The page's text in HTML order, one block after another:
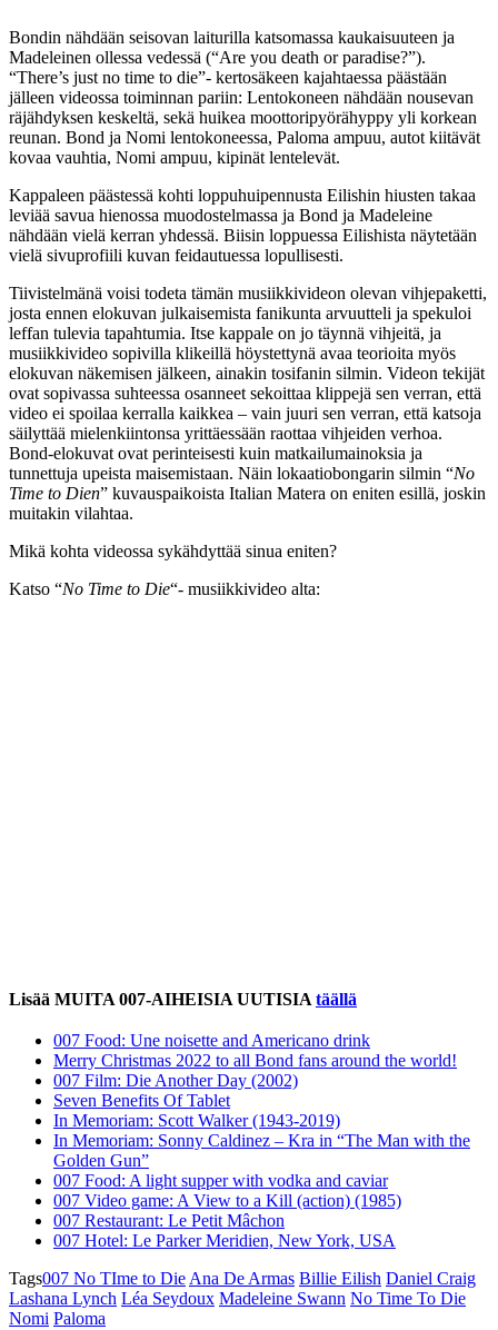
Bondin nähdään seisovan laiturilla katsomassa kaukaisuuteen ja
Madeleinen ollessa vedessä (“Are you death or paradise?”).
“There’s just no time to die”- kertosäkeen kajahtaessa päästään
jälleen videossa toiminnan pariin: Lentokoneen nähdään nousevan
räjähdyksen keskeltä, sekä huikea moottoripyörähyppy yli korkean
reunan. Bond ja Nomi lentokoneessa, Paloma ampuu, autot kiitävät
kovaa vauhtia, Nomi ampuu, kipinät lentelevät.
Kappaleen päästessä kohti loppuhuipennusta Eilishin hiusten takaa
leviää savua hienossa muodostelmassa ja Bond ja Madeleine
nähdään vielä kerran yhdessä. Biisin loppuessa Eilishista näytetään
vielä sivuprofiili kuvan feidautuessa lopullisesti.
Tiivistelmänä voisi todeta tämän musiikkivideon olevan vihjepaketti,
josta ennen elokuvan julkaisemista fanikunta arvuutteli ja spekuloi
leffan tulevia tapahtumia. Itse kappale on jo täynnä vihjeitä, ja
musiikkivideo sopivilla klikeillä höystettynä avaa teorioita myös
elokuvan näkemisen jälkeen, ainakin tosifanin silmin. Videon tekijät
ovat sopivassa suhteessa osanneet sekoittaa klippejä sen verran, että
video ei spoilaa kerralla kaikkea – vain juuri sen verran, että katsoja
säilyttää mielenkiintonsa yrittäessään raottaa vihjeiden verhoa.
Bond-elokuvat ovat perinteisesti kuin matkailumainoksia ja
tunnettuja upeista maisemistaan. Näin lokaatiobongarin silmin “No
Time to Dien” kuvauspaikoista Italian Matera on eniten esillä, joskin
muitakin vilahtaa.
Mikä kohta videossa sykähdyttää sinua eniten?
Katso “No Time to Die“- musiikkivideo alta:
Lisää MUITA 007-AIHEISIA UUTISIA täällä
007 Food: Une noisette and Americano drink
Merry Christmas 2022 to all Bond fans around the world!
007 Film: Die Another Day (2002)
Seven Benefits Of Tablet
In Memoriam: Scott Walker (1943-2019)
In Memoriam: Sonny Caldinez – Kra in “The Man with the
Golden Gun”
007 Food: A light supper with vodka and caviar
007 Video game: A View to a Kill (action) (1985)
007 Restaurant: Le Petit Mâchon
007 Hotel: Le Parker Meridien, New York, USA
Tags007 No TIme to DieAna De Armas Billie Eilish Daniel Craig
Lashana Lynch Léa Seydoux Madeleine Swann No Time To Die
Nomi Paloma